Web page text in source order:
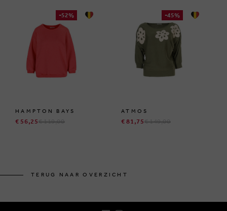
-52%
HAMPTON BAYS
€ 56,25€ 119,00
-45%
ATMOS
€ 81,75€ 149,00
TERUG NAAR OVERZICHT